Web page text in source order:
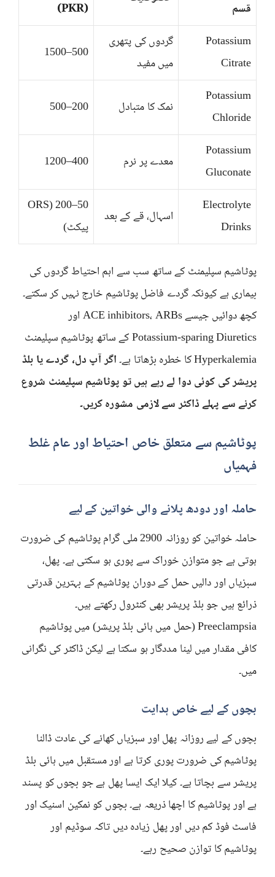
قسم
(PKR)
Potassium
Citrate
گردوں کی پتھری
میں مفید
500–1500
Potassium
Chloride
نمک کا متبادل 200–500
Potassium
Gluconate
معدے پر نرم 400–1200
Electrolyte
Drinks
اسہال، قے کے بعد
50–200 (ORS
پیکٹ)
پوٹاشیم سپلیمنٹ کے ساتھ سب سے اہم احتیاط گردوں کی
بیماری ہے کیونکہ گردے فاضل پوٹاشیم خارج نہیں کر سکتے۔
کچھ دوائیں جیسے ACE inhibitors، ARBs اور
Potassium-sparing Diuretics کے ساتھ پوٹاشیم سپلیمنٹ
Hyperkalemia کا خطرہ بڑھاتا ہے۔
اگر آپ دل، گردے یا بلڈ
پریشر کی کوئی دوا لے رہے ہیں تو پوٹاشیم سپلیمنٹ شروع
کرنے سے پہلے ڈاکٹر سے لازمی مشورہ کریں۔
پوٹاشیم سے متعلق خاص احتیاط اور عام غلط
فہمیاں
حاملہ اور دودھ پلانے والی خواتین کے لیے
حاملہ خواتین کو روزانہ 2900 ملی گرام پوٹاشیم کی ضرورت
ہوتی ہے جو متوازن خوراک سے پوری ہو سکتی ہے۔ پھل،
سبزیاں اور دالیں حمل کے دوران پوٹاشیم کے بہترین قدرتی
ذرائع ہیں جو بلڈ پریشر بھی کنٹرول رکھتے ہیں۔
Preeclampsia (حمل میں ہائی بلڈ پریشر) میں پوٹاشیم
کافی مقدار میں لینا مددگار ہو سکتا ہے لیکن ڈاکٹر کی نگرانی
میں۔
بچوں کے لیے خاص ہدایت
بچوں کے لیے روزانہ پھل اور سبزیاں کھانے کی عادت ڈالنا
پوٹاشیم کی ضرورت پوری کرتا ہے اور مستقبل میں ہائی بلڈ
پریشر سے بچاتا ہے۔ کیلا ایک ایسا پھل ہے جو بچوں کو پسند
ہے اور پوٹاشیم کا اچھا ذریعہ ہے۔ بچوں کو نمکین اسنیک اور
فاسٹ فوڈ کم دیں اور پھل زیادہ دیں تاکہ سوڈیم اور
پوٹاشیم کا توازن صحیح رہے۔